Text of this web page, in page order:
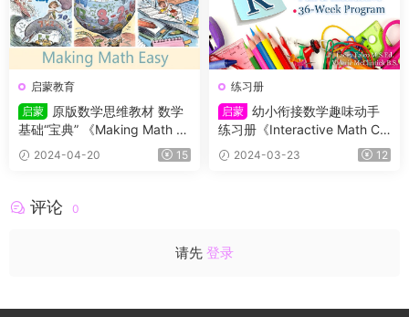
启蒙教育
启蒙
原版数学思维教材 数学
基础“宝典” 《Making Math Ea
sy》系列，共六册，高清PDF
2024-04-20 15
练习册
启蒙 幼小衔接数学趣味动手
练习册《Interactive Math Cu
rriculum Notebook》家长省
心搞定孩子数学启蒙
2024-03-23 12
评论 0
请先 登录